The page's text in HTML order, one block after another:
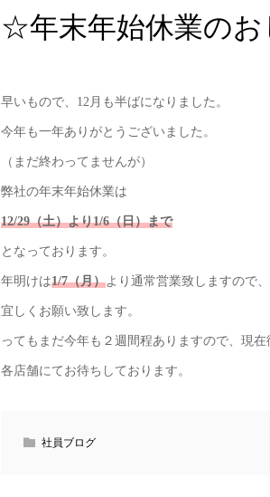
☆年末年始休業の
早いもので、12月も半ばになりました。
今年も一年ありがとうございました。
（まだ終わってませんが）
弊社の年末年始休業は
12/29（土）より1/6（日）まで
となっております。
年明けは1/7（月）より通常営業致しますので
宜しくお願い致します。
ってもまだ今年も２週間程ありますので、現
各店舗にてお待ちしております。
社員ブログ